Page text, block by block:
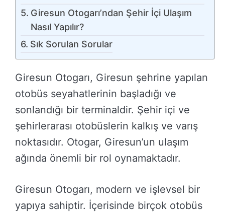
Giresun Otogarı’ndan Şehir İçi Ulaşım
Nasıl Yapılır?
Sık Sorulan Sorular
Giresun Otogarı, Giresun şehrine yapılan
otobüs seyahatlerinin başladığı ve
sonlandığı bir terminaldir. Şehir içi ve
şehirlerarası otobüslerin kalkış ve varış
noktasıdır. Otogar, Giresun’un ulaşım
ağında önemli bir rol oynamaktadır.
Giresun Otogarı, modern ve işlevsel bir
yapıya sahiptir. İçerisinde birçok otobüs